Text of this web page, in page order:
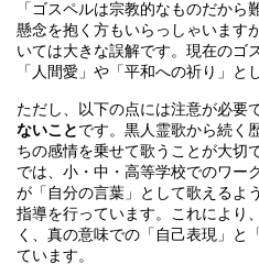
「ゴスペルは宗教的なものだから
懸念を抱く方もいらっしゃいます
いては大きな誤解です。現在のゴ
「人間愛」や「平和への祈り」と
ただし、以下の点には注意が必要
ないこと です。黒人霊歌から続く
ちの感情を乗せて歌うことが大切
では、小・中・高等学校でのワー
が「自分の言葉」として歌えるよ
指導を行っています。これにより
く、真の意味での「自己表現」と
ています。